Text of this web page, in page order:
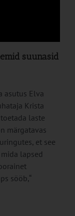
suunasid
asutus Elva
Krista
laste
märgatavas
et see
lapsed
sööb,“